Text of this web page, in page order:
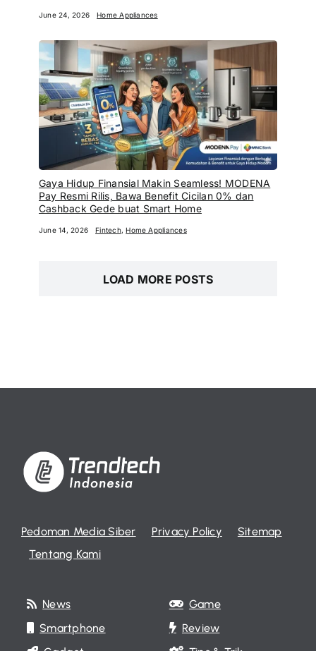
June 24, 2026 Home Appliances
Gaya Hidup Finansial Makin Seamless! MODENA
Pay Resmi Rilis, Bawa Benefit Cicilan 0% dan
Cashback Gede buat Smart Home
June 14, 2026 Fintech, Home Appliances
LOAD MORE POSTS
Pedoman Media Siber Privacy Policy
Sitemap
Tentang Kami
News
Smartphone
Game
Review